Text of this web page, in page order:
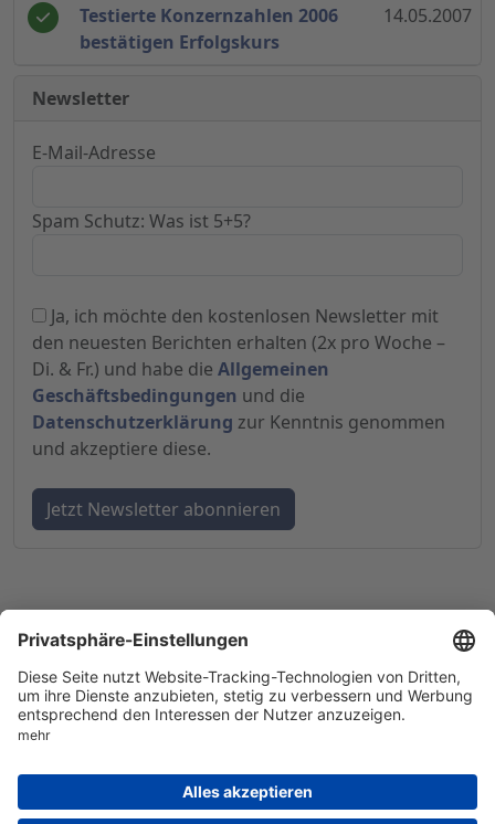
Testierte Konzernzahlen 2006
bestätigen Erfolgskurs
14.05.2007
Newsletter
E-Mail-Adresse
Spam Schutz: Was ist 5+5?
Ja, ich möchte den kostenlosen Newsletter mit
den neuesten Berichten erhalten (2x pro Woche –
Di. & Fr.) und habe die Allgemeinen
Geschäftsbedingungen und die
Datenschutzerklärung zur Kenntnis genommen
und akzeptiere diese.
© 1998-2026by GSC Research GmbH
Datenschutz